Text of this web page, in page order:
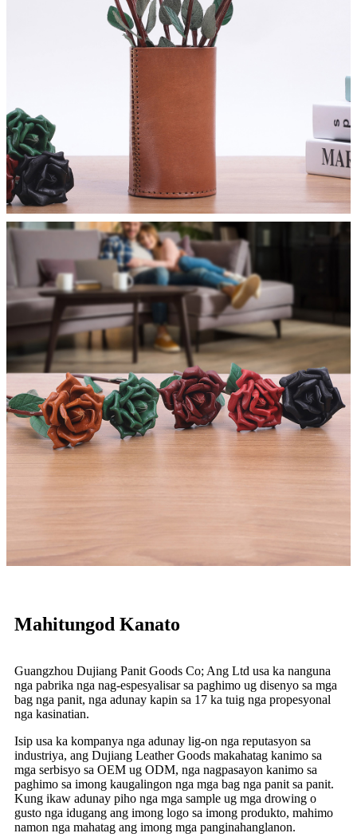
Mahitungod Kanato
Guangzhou Dujiang Panit Goods Co; Ang Ltd usa ka nanguna
nga pabrika nga nag-espesyalisar sa paghimo ug disenyo sa mga
bag nga panit, nga adunay kapin sa 17 ka tuig nga propesyonal
nga kasinatian.
Isip usa ka kompanya nga adunay lig-on nga reputasyon sa
industriya, ang Dujiang Leather Goods makahatag kanimo sa
mga serbisyo sa OEM ug ODM, nga nagpasayon ​​kanimo sa
paghimo sa imong kaugalingon nga mga bag nga panit sa panit.
Kung ikaw adunay piho nga mga sample ug mga drowing o
gusto nga idugang ang imong logo sa imong produkto, mahimo
namon nga mahatag ang imong mga panginahanglanon.